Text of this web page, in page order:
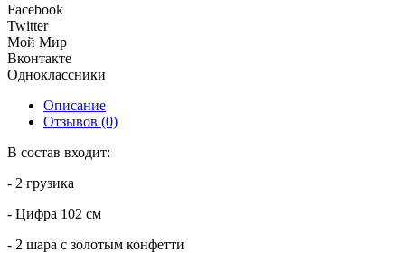
Facebook
Twitter
Мой Мир
Вконтакте
Одноклассники
Описание
Отзывов (0)
В состав входит:
- 2 грузика
- Цифра 102 см
- 2 шара с золотым конфетти